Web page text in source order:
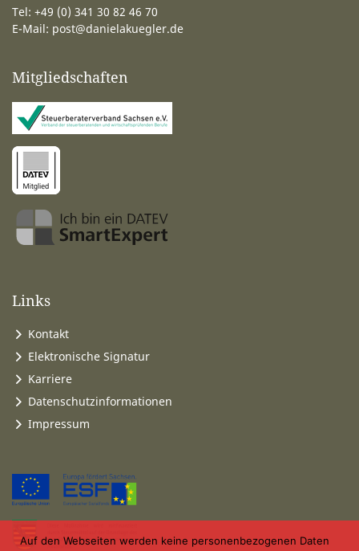
Tel: +49 (0) 341 30 82 46 70
E-Mail: post@danielakuegler.de
Mitgliedschaften
Links
Kontakt
Elektronische Signatur
Karriere
Datenschutzinformationen
Impressum
Auf den Webseiten werden keine personenbezogenen Daten